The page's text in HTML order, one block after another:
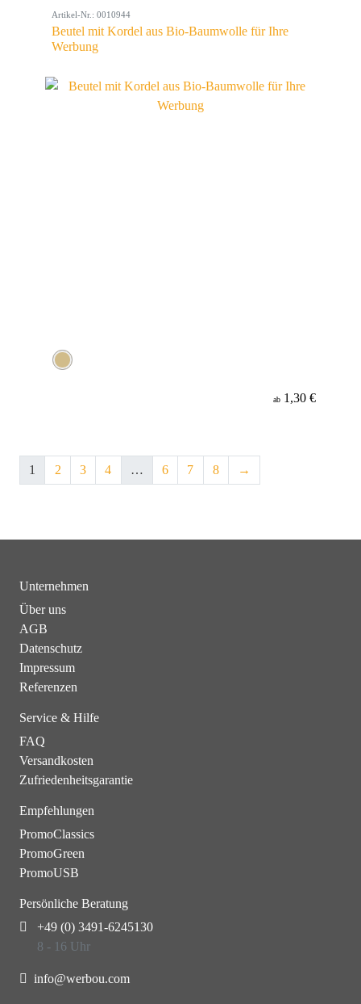
Artikel-Nr.: 0010944
Beutel mit Kordel aus Bio-Baumwolle für Ihre
Werbung
ab 1,30 €
1 2 3 4 … 6 7 8 →
Unternehmen
Über uns
AGB
Datenschutz
Impressum
Referenzen
Service & Hilfe
FAQ
Versandkosten
Zufriedenheitsgarantie
Empfehlungen
PromoClassics
PromoGreen
PromoUSB
Persönliche Beratung
+49 (0) 3491-6245130
8 - 16 Uhr
info@werbou.com